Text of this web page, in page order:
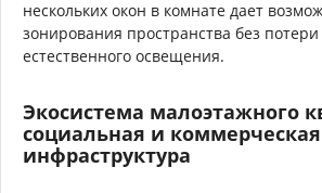
нескольких окон в комнате дает
зонирования пространства без
естественного освещения.
Экосистема малоэтажного
социальная и коммерческая
инфраструктура